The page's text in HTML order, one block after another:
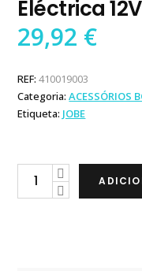
Eléctrica 12V
29,92 €
REF:410019003
Categoria:ACESSÓRIOS
Etiqueta: JOBE
Jobe